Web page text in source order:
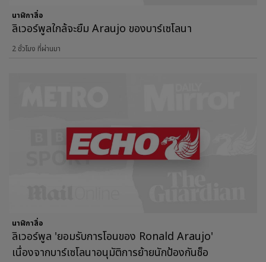
นาฬิกาสื่อ
ลิเวอร์พูลใกล้จะยืม Araujo ของบาร์เซโลนา
2 ชั่วโมง ที่ผ่านมา
นาฬิกาสื่อ
ลิเวอร์พูล 'ยอมรับการโอนของ Ronald Araujo'
เนื่องจากบาร์เซโลนาอนุมัติการย้ายนักป้องกันช็อ